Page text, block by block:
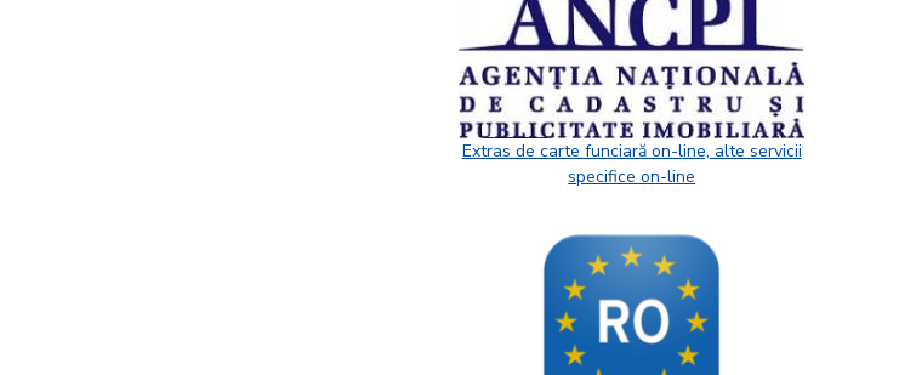
Extras de carte funciară on-line, alte servicii
specifice on-line